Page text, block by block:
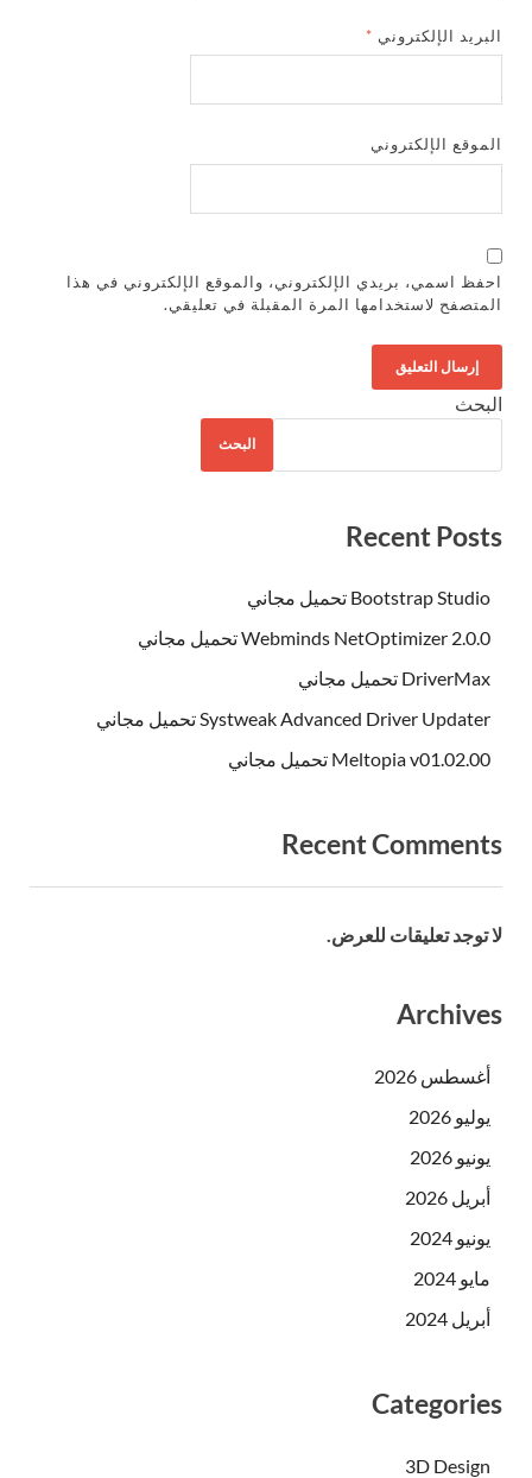
البريد الإلكتروني *
الموقع الإلكتروني
احفظ اسمي، بريدي الإلكتروني، والموقع الإلكتروني في هذا
المتصفح لاستخدامها المرة المقبلة في تعليقي.
البحث
البحث
Recent Posts
Bootstrap Studio تحميل مجاني
Webminds NetOptimizer 2.0.0 تحميل مجاني
DriverMax تحميل مجاني
Systweak Advanced Driver Updater تحميل مجاني
Meltopia v01.02.00 تحميل مجاني
Recent Comments
لا توجد تعليقات للعرض.
Archives
أغسطس 2026
يوليو 2026
يونيو 2026
أبريل 2026
يونيو 2024
مايو 2024
أبريل 2024
Categories
3D Design